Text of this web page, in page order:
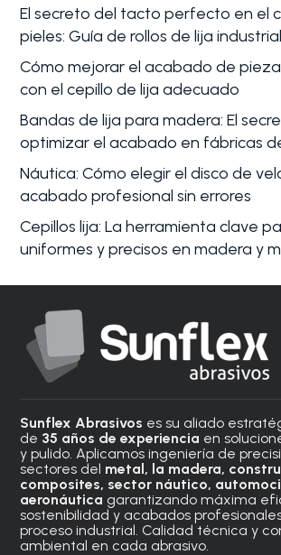
El secreto del tacto perfecto en el
pieles: Guía de rollos de lija
Cómo mejorar el acabado de
con el cepillo de lija adecuado
Bandas de lija para madera: El
optimizar el acabado en fábricas
Náutica: Cómo elegir el disco de
acabado profesional sin errores
Cepillos lija: La herramienta clave
uniformes y precisos en madera y
Sunflex Abrasivos es su aliado
de 35 años de experiencia en
y pulido. Aplicamos ingeniería de
sectores del metal, la madera,
composites, sector náutico,
aeronáutica garantizando máxima
sostenibilidad y acabados
proceso industrial. Calidad técnica y
ambiental en cada abrasivo.